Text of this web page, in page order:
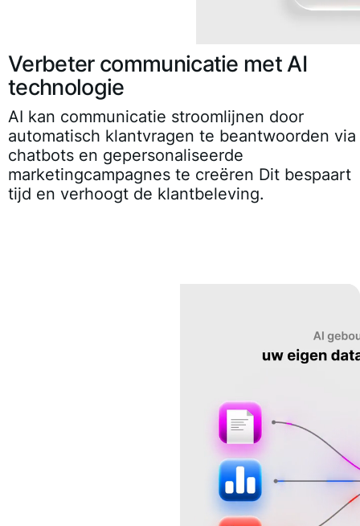
Verbeter communicatie met AI
technologie
AI kan communicatie stroomlijnen door
automatisch klantvragen te beantwoorden via
chatbots en gepersonaliseerde
marketingcampagnes te creëren Dit bespaart
tijd en verhoogt de klantbeleving.